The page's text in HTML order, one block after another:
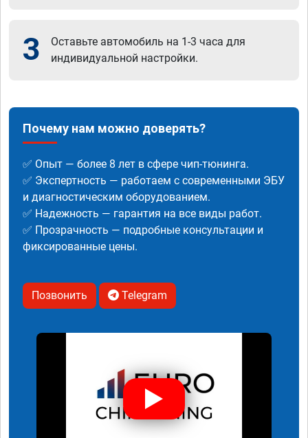
3
Оставьте автомобиль на 1-3 часа для
индивидуальной настройки.
Почему нам можно доверять?
✅ Опыт — более 8 лет в сфере чип-тюнинга.
✅ Экспертность — работаем с современными ЭБУ
и диагностическим оборудованием.
✅ Надежность — гарантия на все виды работ.
✅ Прозрачность — подробные консультации и
фиксированные цены.
Позвонить Telegram